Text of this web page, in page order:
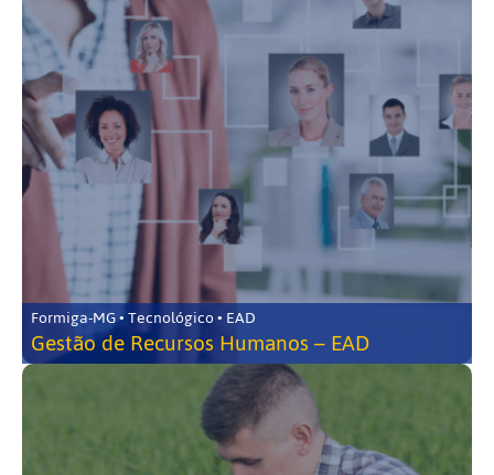
Formiga-MG • Tecnológico • EAD
Gestão de Recursos Humanos – EAD